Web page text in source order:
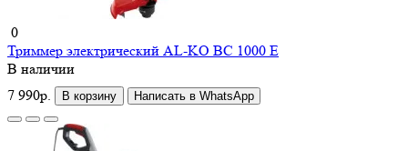
0
Триммер электрический AL-KO BC 1000 E
В наличии
7 990р.
В корзину Написать в WhatsApp